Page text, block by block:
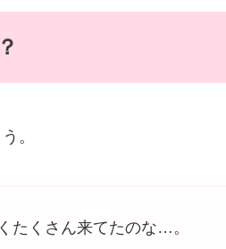
。
たくさん来てたのな…。